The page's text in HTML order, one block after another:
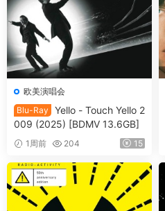
欧美演唱会
Blu-Ray
Yello - Touch Yello 2
009 (2025) [BDMV 13.6GB]
1周前 204 15